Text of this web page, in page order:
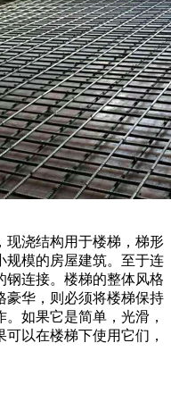
现浇结构用于楼梯，梯形
规模的房屋建筑。至于连
钢连接。楼梯的整体风格
豪华，则必须将楼梯保持
如果它是简单，光滑，
以在楼梯下使用它们，